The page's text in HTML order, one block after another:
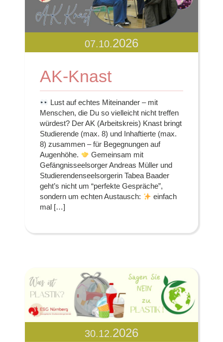
07.10.2026
AK-Knast
Lust auf echtes Miteinander – mit
Menschen, die Du so vielleicht nicht treffen
würdest? Der AK (Arbeitskreis) Knast bringt
Studierende (max. 8) und Inhaftierte (max.
8) zusammen – für Begegnungen auf
Augenhöhe.
Gemeinsam mit
Gefängnisseelsorger Andreas Müller und
Studierendenseelsorgerin Tabea Baader
geht’s nicht um “perfekte Gespräche”,
sondern um echten Austausch:
einfach
mal […]
30.12.2026